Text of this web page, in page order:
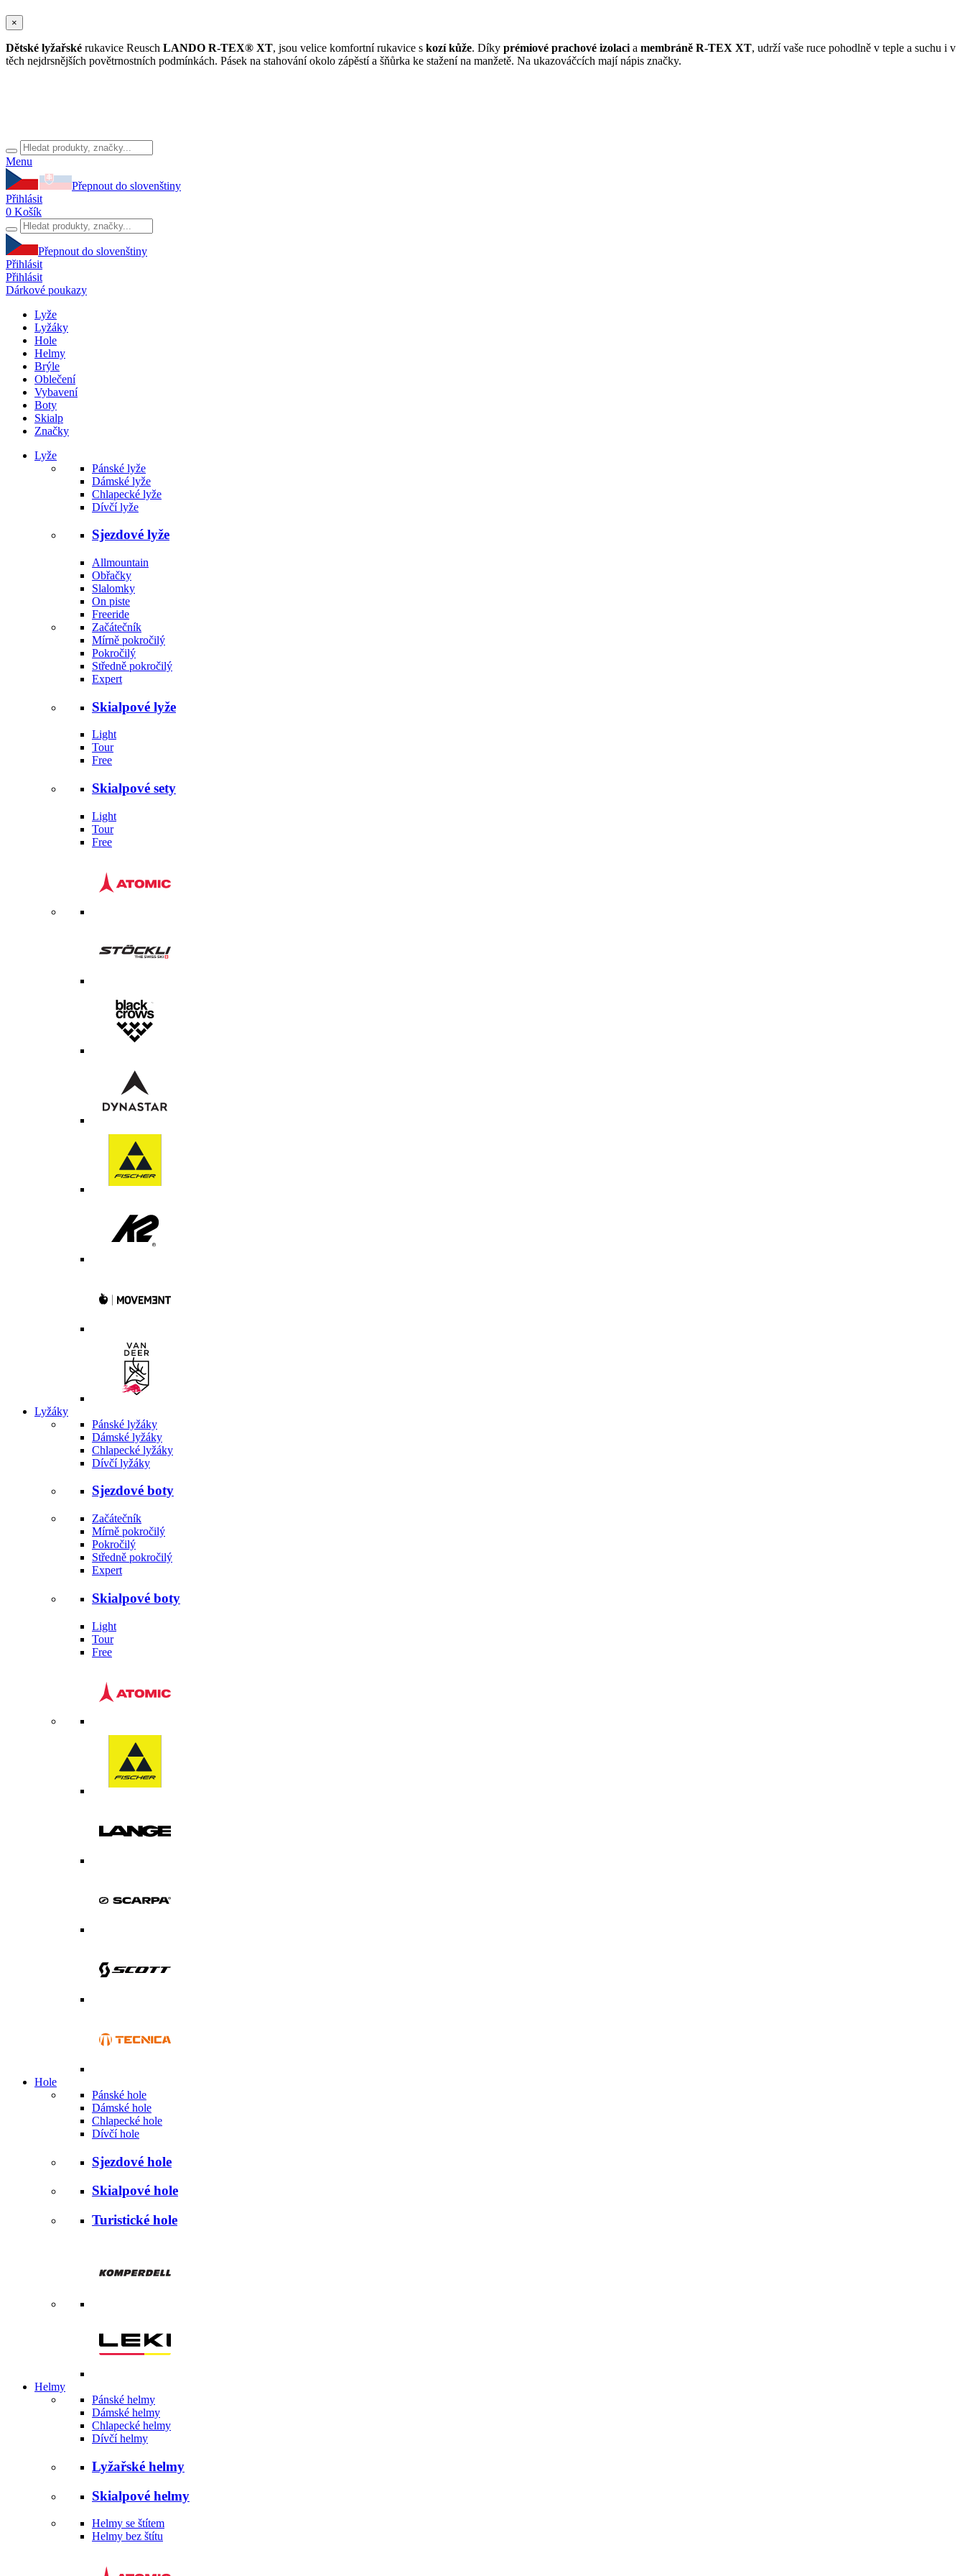
×
Dětské lyžařské rukavice Reusch LANDO R-TEX® XT, jsou velice komfortní rukavice s kozí kůže. Díky prémiové prachové izolaci a membráně R-TEX XT, udrží vaše ruce pohodlně v teple a suchu i v
těch nejdrsnějších povětrnostních podmínkách. Pásek na stahování okolo zápěstí a šňůrka ke stažení na manžetě. Na ukazováčcích mají nápis značky.
Menu
Přepnout do slovenštiny
Přihlásit
0 Košík
Přepnout do slovenštiny
Přihlásit
Přihlásit
Dárkové poukazy
Lyže
Lyžáky
Hole
Helmy
Brýle
Oblečení
Vybavení
Boty
Skialp
Značky
Lyže
Pánské lyže
Dámské lyže
Chlapecké lyže
Dívčí lyže
Sjezdové lyže
Allmountain
Obřačky
Slalomky
On piste
Freeride
Začátečník
Mírně pokročilý
Pokročilý
Středně pokročilý
Expert
Skialpové lyže
Light
Tour
Free
Skialpové sety
Light
Tour
Free
Lyžáky
Pánské lyžáky
Dámské lyžáky
Chlapecké lyžáky
Dívčí lyžáky
Sjezdové boty
Začátečník
Mírně pokročilý
Pokročilý
Středně pokročilý
Expert
Skialpové boty
Light
Tour
Free
Hole
Pánské hole
Dámské hole
Chlapecké hole
Dívčí hole
Sjezdové hole
Skialpové hole
Turistické hole
Helmy
Pánské helmy
Dámské helmy
Chlapecké helmy
Dívčí helmy
Lyžařské helmy
Skialpové helmy
Helmy se štítem
Helmy bez štítu